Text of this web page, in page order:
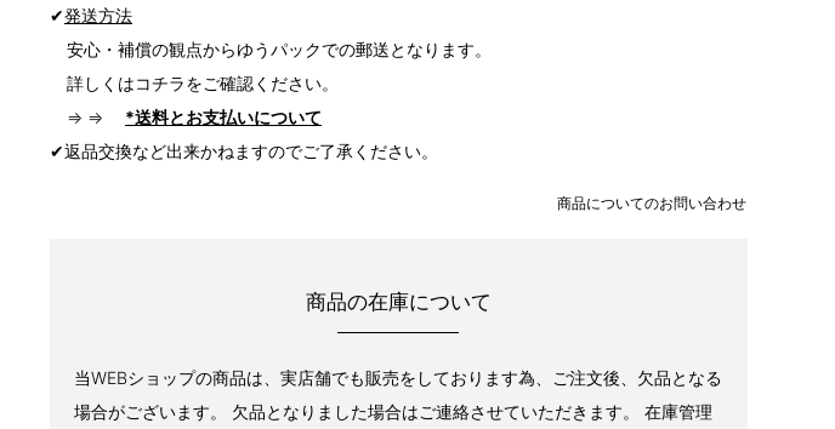
✔発送方法
安心・補償の観点からゆうパックでの郵送となります。
詳しくはコチラをご確認ください。
⇒ ⇒
*送料とお支払いについて
✔返品交換など出来かねますのでご了承ください。
商品についてのお問い合わせ
商品の在庫について
当WEBショップの商品は、実店舗でも販売をしております為、ご注文後、欠品となる
場合がございます。 欠品となりました場合はご連絡させていただきます。 在庫管理